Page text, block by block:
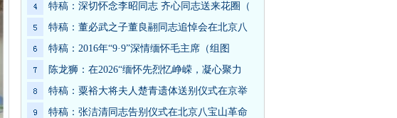
特稿：深切怀念李昭同志 齐心同志送来花圈（
特稿：董必武之子董良翮同志追悼会在北京八
特稿：2016年“9·9”深情缅怀毛主席（组图
陈龙狮：在2026“缅怀先烈忆峥嵘，凝心聚力
特稿：粟裕大将夫人楚青遗体送别仪式在京举
特稿：张洁清同志告别仪式在北京八宝山革命